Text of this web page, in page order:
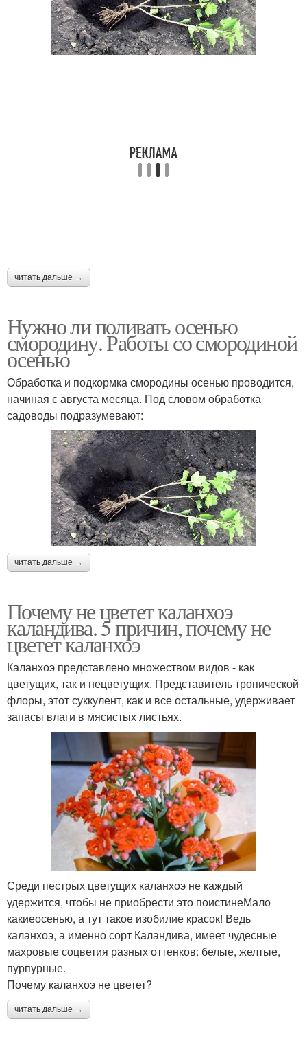
читать дальше →
Нужно ли поливать осенью
смородину. Работы со смородиной
осенью
Обработка и подкормка смородины осенью проводится,
начиная с августа месяца. Под словом обработка
садоводы подразумевают:
читать дальше →
Почему не цветет каланхоэ
каландива. 5 причин, почему не
цветет каланхоэ
Каланхоэ представлено множеством видов - как
цветущих, так и нецветущих. Представитель тропической
флоры, этот суккулент, как и все остальные, удерживает
запасы влаги в мясистых листьях.
Среди пестрых цветущих каланхоэ не каждый
удержится, чтобы не приобрести это поистинеМало
какиеосенью, а тут такое изобилие красок! Ведь
каланхоэ, а именно сорт Каландива, имеет чудесные
махровые соцветия разных оттенков: белые, желтые,
пурпурные.
Почему каланхоэ не цветет?
читать дальше →